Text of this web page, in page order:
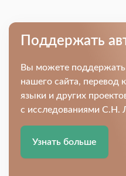
Поддержать
Вы можете поддержать
нашего сайта, перевод
языки и других
с исследованиями С.Н.
Узнать больше